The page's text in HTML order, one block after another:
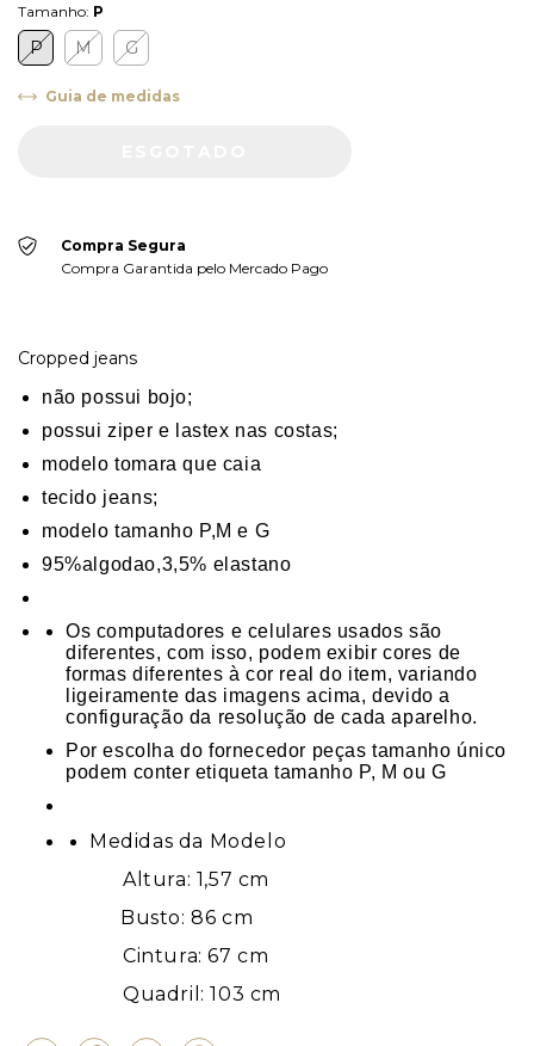
Tamanho: P
P M G
Guia de medidas
Compra Segura
Compra Garantida pelo Mercado Pago
Cropped jeans
não possui bojo;
possui ziper e lastex nas costas;
modelo tomara que caia
tecido jeans;
modelo tamanho P,M e G
95%algodao,3,5% elastano
Os computadores e celulares usados são
diferentes, com isso, podem exibir cores de
formas diferentes à cor real do item, variando
ligeiramente das imagens acima, devido a
configuração da resolução de cada aparelho.
Por escolha do fornecedor peças tamanho único
podem conter etiqueta tamanho P, M ou G
Medidas da Modelo
Altura: 1,57 cm
Busto: 86 cm
Cintura: 67 cm
Quadril: 103 cm